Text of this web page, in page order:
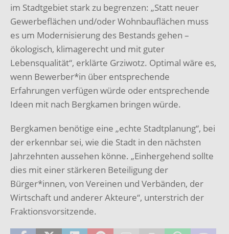
im Stadtgebiet stark zu begrenzen: „Statt neuer
Gewerbeflächen und/oder Wohnbauflächen muss
es um Modernisierung des Bestands gehen –
ökologisch, klimagerecht und mit guter
Lebensqualität“, erklärte Grziwotz. Optimal wäre es,
wenn Bewerber*in über entsprechende
Erfahrungen verfügen würde oder entsprechende
Ideen mit nach Bergkamen bringen würde.
Bergkamen benötige eine „echte Stadtplanung“, bei
der erkennbar sei, wie die Stadt in den nächsten
Jahrzehnten aussehen könne. „Einhergehend sollte
dies mit einer stärkeren Beteiligung der
Bürger*innen, von Vereinen und Verbänden, der
Wirtschaft und anderer Akteure“, unterstrich der
Fraktionsvorsitzende.